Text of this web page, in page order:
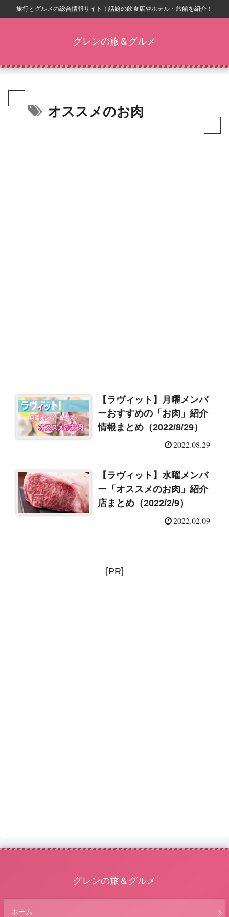
旅行とグルメの総合情報サイト！話題の飲食店やホテル・旅館を紹介！
グレンの旅＆グルメ
オススメのお肉
【ラヴィット】月曜メンバ
ーおすすめの「お肉」紹介
情報まとめ（2022/8/29）
2022.08.29
【ラヴィット】水曜メンバ
ー「オススメのお肉」紹介
店まとめ（2022/2/9）
2022.02.09
[PR]
グレンの旅＆グルメ
ホーム